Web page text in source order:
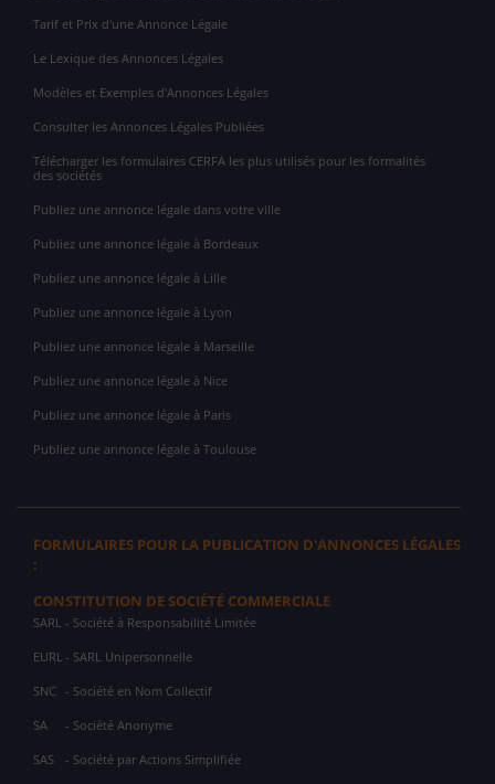
Tarif et Prix d'une Annonce Légale
Le Lexique des Annonces Légales
Modèles et Exemples d'Annonces Légales
Consulter les Annonces Légales Publiées
Télécharger les formulaires CERFA les plus utilisés pour les formalités
des sociétés
Publiez une annonce légale dans votre ville
Publiez une annonce légale à Bordeaux
Publiez une annonce légale à Lille
Publiez une annonce légale à Lyon
Publiez une annonce légale à Marseille
Publiez une annonce légale à Nice
Publiez une annonce légale à Paris
Publiez une annonce légale à Toulouse
FORMULAIRES POUR LA PUBLICATION D'ANNONCES LÉGALES
:
CONSTITUTION DE SOCIÉTÉ COMMERCIALE
SARL - Société à Responsabilité Limitée
EURL - SARL Unipersonnelle
SNC - Société en Nom Collectif
SA - Société Anonyme
SAS - Société par Actions Simplifiée